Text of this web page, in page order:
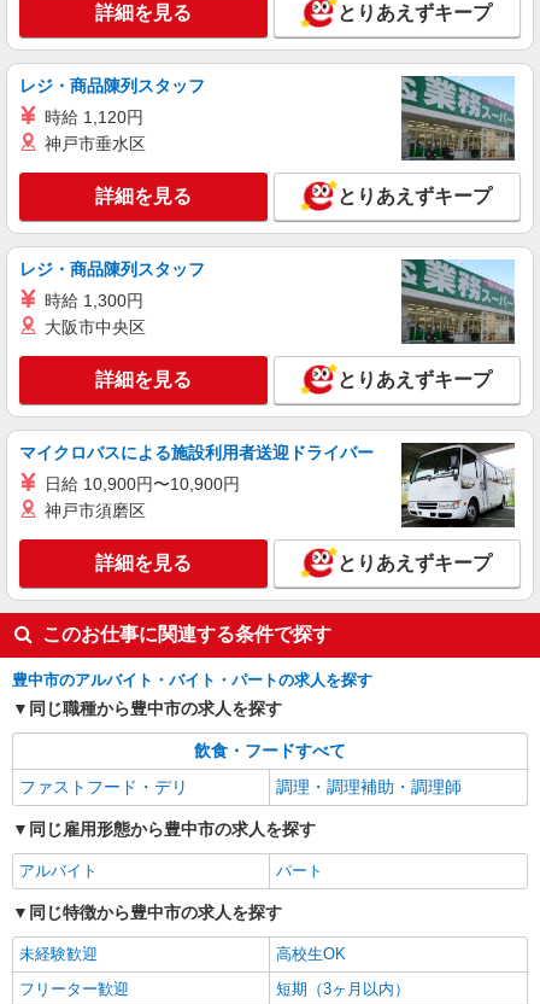
大阪府豊中市寺内1-1-10 総合福祉施設ローズ
コミュニティ・緑地内の厨房
キープ 詳細を見る
アルバイト パート
丸亀製麺豊中小曽根店
キッチン・ホールスタッフ
時給1300円〜 ☆土日祝は時給100円UP!! ☆22
大阪府豊中市小曽根４－３－８
キープ 詳細を見る
詳細を見る とりあえずキープ
レジ・商品陳列スタッフ
時給 1,120円
神戸市垂水区
詳細を見る とりあえずキープ
レジ・商品陳列スタッフ
時給 1,300円
大阪市中央区
詳細を見る とりあえずキープ
マイクロバスによる施設利用者送迎ドライバー
日給 10,900円〜10,900円
神戸市須磨区
詳細を見る とりあえずキープ
このお仕事に関連する条件で探す
豊中市のアルバイト・バイト・パートの求人を探す
同じ職種から豊中市の求人を探す
飲食・フードすべて
ファストフード・デリ
調理・調理補助・調理師
同じ雇用形態から豊中市の求人を探す
アルバイト パート
同じ特徴から豊中市の求人を探す
未経験歓迎
高校生OK
フリーター歓迎
短期（3ヶ月以内）